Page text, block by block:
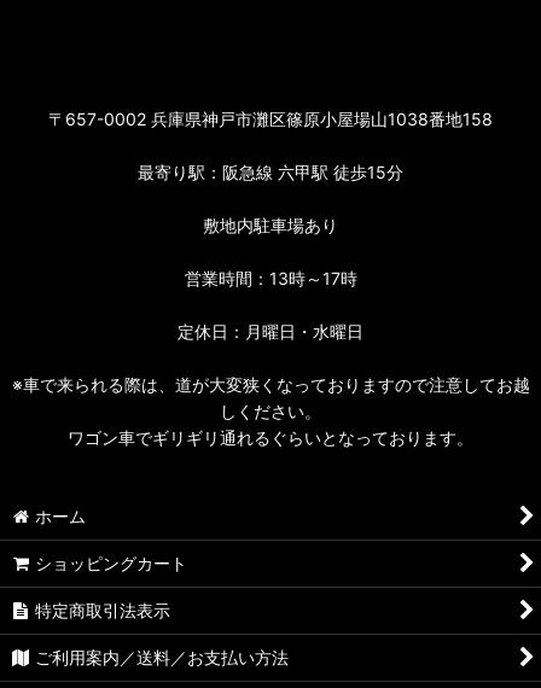
〒657-0002 兵庫県神戸市灘区篠原小屋場山1038番地158
最寄り駅：阪急線 六甲駅 徒歩15分
敷地内駐車場あり
営業時間：13時～17時
定休日：月曜日・水曜日
※車で来られる際は、道が大変狭くなっておりますので注意してお越
しください。
ワゴン車でギリギリ通れるぐらいとなっております。
ホーム
ショッピングカート
特定商取引法表示
ご利用案内／送料／お支払い方法